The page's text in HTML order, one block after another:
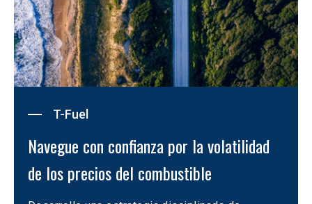
T-Fuel
Navegue con confianza por la volatilidad
de los precios del combustible